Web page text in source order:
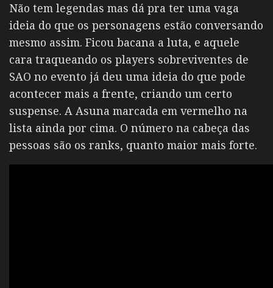
Não tem legendas mas dá pra ter uma vaga
ideia do que os personagens estão conversando
mesmo assim. Ficou bacana a luta, e aquele
cara traqueando os players sobreviventes de
SAO no evento já deu uma ideia do que pode
acontecer mais a frente, criando um certo
suspense. A Asuna marcada em vermelho na
lista ainda por cima. O número na cabeça das
pessoas são os ranks, quanto maior mais forte.